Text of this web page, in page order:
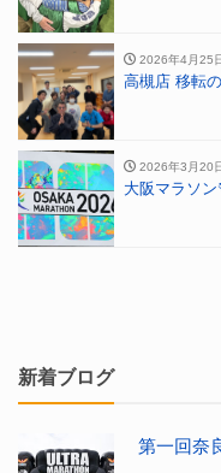
2026年4月25
高槻店 移転
2026年3月20
大阪マラソ
新着ブログ
第一回奈